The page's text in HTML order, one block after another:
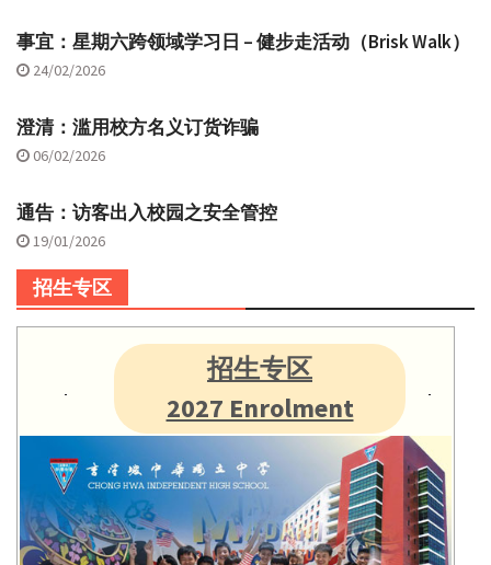
事宜：星期六跨领域学习日 – 健步走活动（Brisk Walk）
24/02/2026
澄清：滥用校方名义订货诈骗
06/02/2026
通告：访客出入校园之安全管控
19/01/2026
招生专区
招生专区
2027 Enrolment